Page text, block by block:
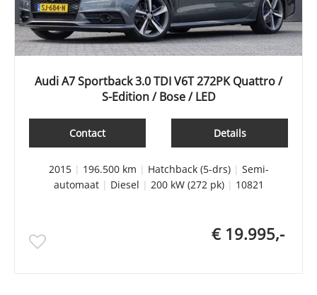
Audi A7 Sportback 3.0 TDI V6T 272PK Quattro /
S-Edition / Bose / LED
Details
Contact
2015| 196.500 km | Hatchback (5-drs)| Semi-
automaat| Diesel | 200 kW (272 pk)| 10821
€ 19.995,-